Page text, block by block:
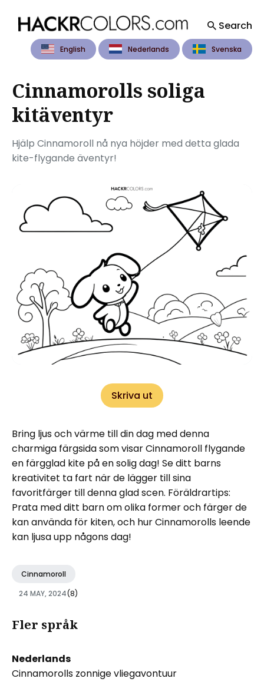
Search
English Nederlands Svenska
Search
Blog
Cinnamorolls soliga
kitäventyr
Hjälp Cinnamoroll nå nya höjder med detta glada
kite-flygande äventyr!
Skriva ut
Bring ljus och värme till din dag med denna
charmiga färgsida som visar Cinnamoroll flygande
en färgglad kite på en solig dag! Se ditt barns
kreativitet ta fart när de lägger till sina
favoritfärger till denna glad scen. Föräldrartips:
Prata med ditt barn om olika former och färger de
kan använda för kiten, och hur Cinnamorolls leende
kan ljusa upp någons dag!
Cinnamoroll
24 MAY, 2024(8)
Fler språk
Nederlands
Cinnamorolls zonnige vliegavontuur